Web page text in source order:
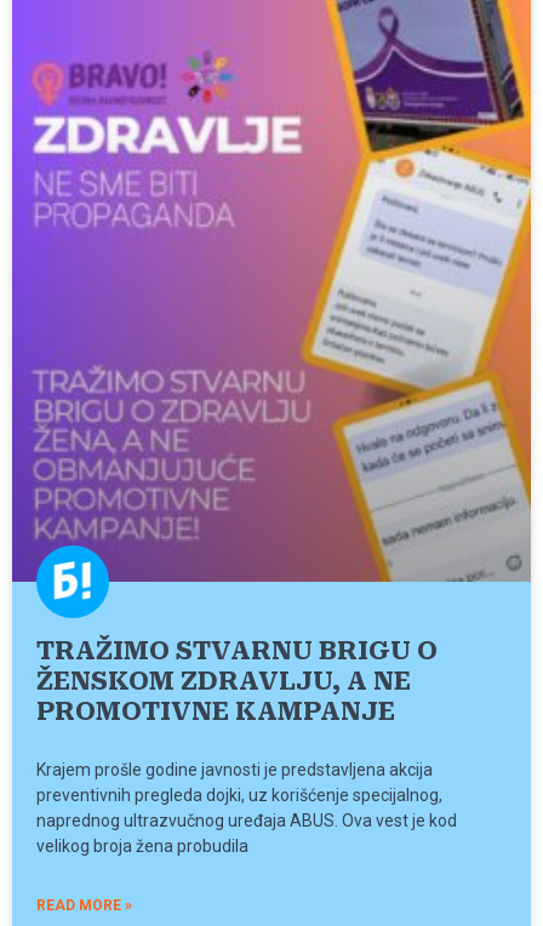
TRAŽIMO STVARNU BRIGU O
ŽENSKOM ZDRAVLJU, A NE
PROMOTIVNE KAMPANJE
Krajem prošle godine javnosti je predstavljena akcija
preventivnih pregleda dojki, uz korišćenje specijalnog,
naprednog ultrazvučnog uređaja ABUS. Ova vest je kod
velikog broja žena probudila
READ MORE »